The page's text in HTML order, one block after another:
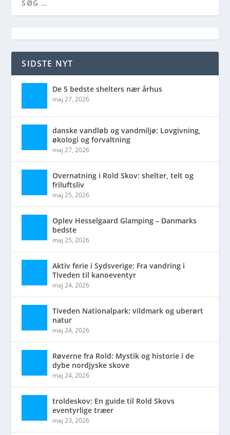
SIDSTE NYT
De 5 bedste shelters nær århus
maj 27, 2026
danske vandløb og vandmiljø: Lovgivning,
økologi og forvaltning
maj 27, 2026
Overnatning i Rold Skov: shelter, telt og
friluftsliv
maj 25, 2026
Oplev Hesselgaard Glamping – Danmarks
bedste
maj 25, 2026
Aktiv ferie i Sydsverige: Fra vandring i
Tiveden til kanoeventyr
maj 24, 2026
Tiveden Nationalpark: vildmark og uberørt
natur
maj 24, 2026
Røverne fra Rold: Mystik og historie i de
dybe nordjyske skove
maj 24, 2026
troldeskov: En guide til Rold Skovs
eventyrlige træer
maj 23, 2026